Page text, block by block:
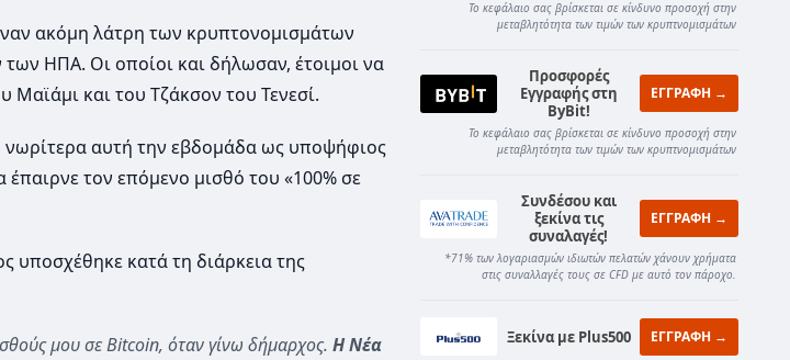
ακόμη λάτρη των κρυπτονομισμάτων
ΗΠΑ. Oι οποίοι και δήλωσαν, έτοιμοι να
Μαϊάμι και του Τζάκσον του Τενεσί.
αυτή την εβδομάδα ως υποψήφιος
τον επόμενο μισθό του «100% σε
υποσχέθηκε κατά τη διάρκεια της
μου σε Bitcoin, όταν γίνω δήμαρχος. Η Νέα
Το κεφάλαιο σας βρίσκεται σε κίνδυνο προσοχή στην
μεταβλητότητα των τιμών των κρυπτνομισμάτων
Προσφορές
Εγγραφής στη
ByBit!
ΕΓΓΡΑΦΗ →
Το κεφάλαιο σας βρίσκεται σε κίνδυνο προσοχή στην
μεταβλητότητα των τιμών των κρυπτνομισμάτων
Συνδέσου και
ξεκίνα τις
συναλαγές!
ΕΓΓΡΑΦΗ →
*71% των λογαριασμών ιδιωτών πελατών χάνουν χρήματα
στις συναλλαγές τους σε CFD με αυτό τον πάροχο.
Ξεκίνα με Plus500 ΕΓΓΡΑΦΗ →